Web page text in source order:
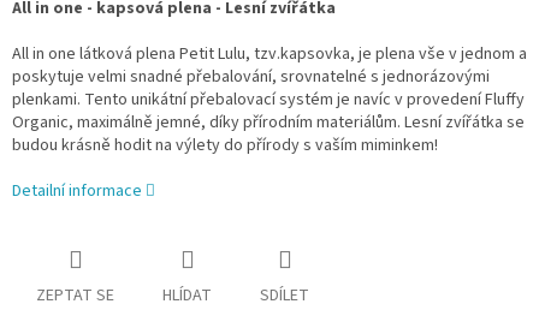
All in one - kapsová plena - Lesní zvířátka
All in one látková plena Petit Lulu, tzv.kapsovka, je plena vše v jednom a
poskytuje velmi snadné přebalování, srovnatelné s jednorázovými
plenkami. Tento unikátní přebalovací systém je navíc v provedení Fluffy
Organic, maximálně jemné, díky přírodním materiálům. Lesní zvířátka se
budou krásně hodit na výlety do přírody s vaším miminkem!
Detailní informace
ZEPTAT SE HLÍDAT SDÍLET